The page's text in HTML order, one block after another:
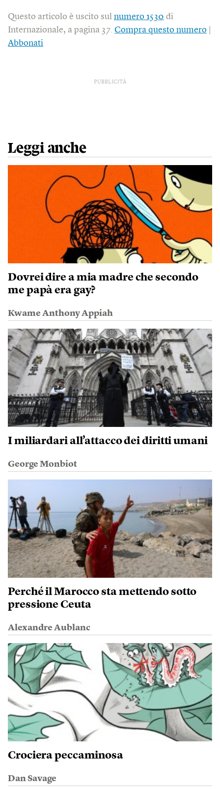
Questo articolo è uscito sul numero 1530 di
Internazionale, a pagina 37. Compra questo numero
Abbonati
PUBBLICITÀ
Leggi anche
Dovrei dire a mia madre che secondo
me papà era gay?
Kwame Anthony Appiah
I miliardari all’attacco dei diritti umani
George Monbiot
Perché il Marocco sta mettendo sotto
pressione Ceuta
Alexandre Aublanc
Crociera peccaminosa
Dan Savage